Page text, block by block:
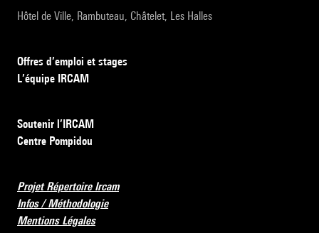
Hôtel de Ville, Rambuteau, Châtelet, Les Halles
Offres d’emploi et stages
L’équipe IRCAM
Soutenir l’IRCAM
Centre Pompidou
Projet Répertoire Ircam
Infos / Méthodologie
Mentions Légales